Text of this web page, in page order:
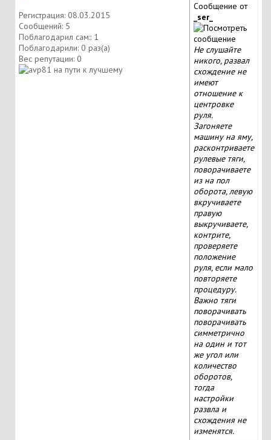
Регистрация: 08.03.2015
Сообщений: 5
Поблагодарил сам:: 1
Поблагодарили: 0 раз(а)
Вес репутации: 0
Сообщение от
_ser_
Не слушайте
никого, развал
схождение не
имеют
отношение к
центровке
руля.
Загоняете
машину на яму,
расконтриваете
рулевые тяги,
поворачиваете
из на пол
оборота, левую
вкручиваете
правую
выкручиваете,
контрите,
проверяете
положение
руля, если мало
повторяете
процедуру.
Важно тяги
поворачивать
поворачивать
симметрично
на один и тот
же угол или
количество
оборотов,
тогда
настройки
развла и
схождения не
изменятся.